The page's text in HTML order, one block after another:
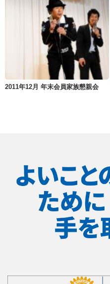
2011年12月 年末会員家族懇親会